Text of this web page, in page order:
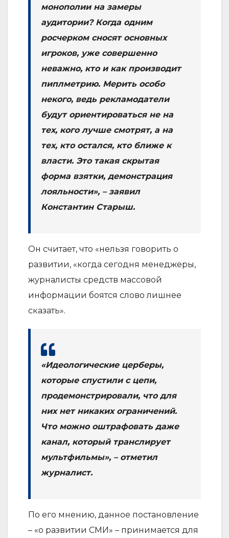
монополии на замеры
аудитории? Когда одним
росчерком сносят основных
игроков, уже совершенно
неважно, кто и как производит
пиплметрию. Мерить особо
некого, ведь рекламодатели
будут ориентироваться не на
тех, кого лучше смотрят, а на
тех, кто остался, кто ближе к
власти. Это такая скрытая
форма взятки, демонстрация
лояльности», – заявил
Константин Старыш.
Он считает, что «нельзя говорить о
развитии, «когда сегодня менеджеры,
журналисты средств массовой
информации боятся слово лишнее
сказать».
«Идеологические церберы,
которые спустили с цепи,
продемонстрировали, что для
них нет никаких ограничений.
Что можно оштрафовать даже
канал, который транслирует
мультфильмы», – отметил
журналист.
По его мнению, данное постановление
– «о развитии СМИ» – принимается для